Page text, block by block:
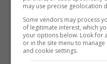
costo assicurativo
in media è di 720
perché la Finlandia è
mondo per il costo
may use precise geolocation
Some vendors may process
of legitimate interest, which
your options below. Look for
or in the site menu to
and cookie settings.